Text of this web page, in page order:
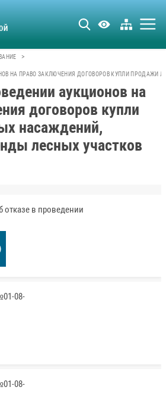
>
НА ПРАВО ЗАКЛЮЧЕНИЯ ДОГОВОРОВ КУПЛИ ПРОДАЖИ
аукционов на
договоров купли
насаждений,
лесных участков
отказе в проведении
08-
08-